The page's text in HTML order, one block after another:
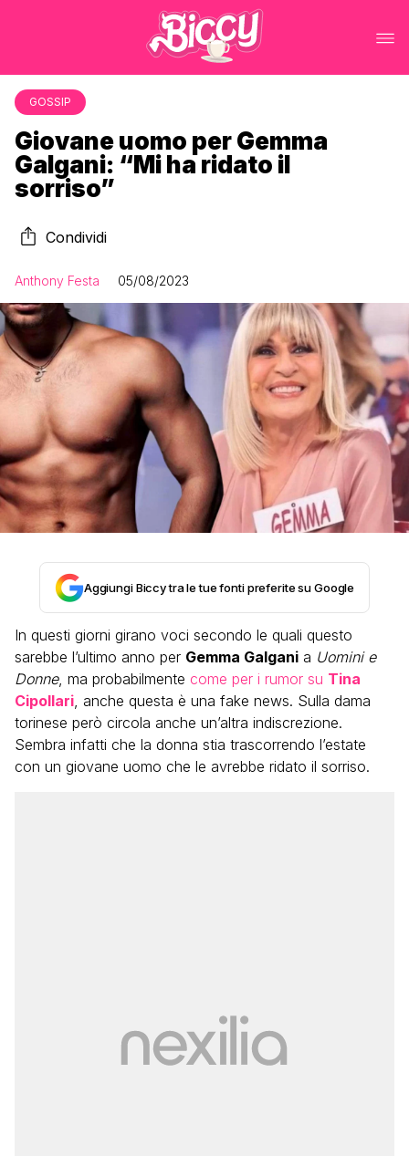
GOSSIP
Giovane uomo per Gemma
Galgani: “Mi ha ridato il
sorriso”
Condividi
Anthony Festa 05/08/2023
Aggiungi Biccy tra le tue fonti preferite su Google
In questi giorni girano voci secondo le quali questo
sarebbe l’ultimo anno per Gemma Galgani a Uomini e
Donne, ma probabilmente come per i rumor su Tina
Cipollari, anche questa è una fake news. Sulla dama
torinese però circola anche un’altra indiscrezione.
Sembra infatti che la donna stia trascorrendo l’estate
con un giovane uomo che le avrebbe ridato il sorriso.